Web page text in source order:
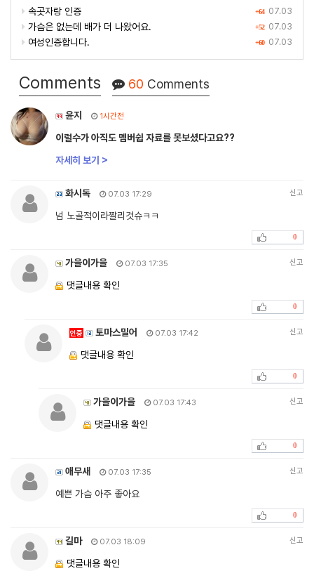
+64 07.03
속곳자랑 인증
+52 07.03
가슴은 없는데 배가 더 나왔어요.
+60 07.03
여성인증합니다.
Comments 60 Comments
윤지 1시간전
이럴수가 아직도 멤버쉽 자료를 못보셨다고요??
자세히 보기 >
화시독 07.03 17:29 신고
넘 노골적이라짤리것슈ㅋㅋ
0
가을이가을 07.03 17:35 신고
댓글내용 확인
0
인증 토마스밀어 07.03 17:42 신고
댓글내용 확인
0
가을이가을 07.03 17:43 신고
댓글내용 확인
0
애무새 07.03 17:35 신고
예쁜 가슴 아주 좋아요
0
길마 07.03 18:09 신고
댓글내용 확인